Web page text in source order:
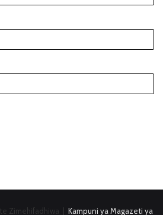
Zimehifadhiwa | Kampuni ya Magazeti ya